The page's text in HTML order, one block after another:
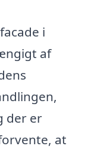
i
af
der er
at